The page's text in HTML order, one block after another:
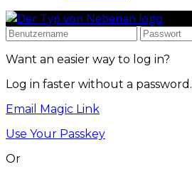
Want an easier way to log in?
Log in faster without a password.
Email Magic Link
Use Your Passkey
Or